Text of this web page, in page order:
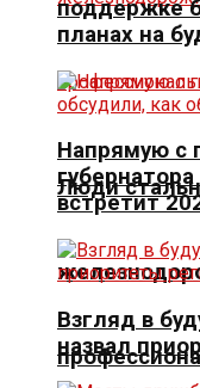
Люди
поддержке
планах на
Напрямую с
встретит
Взгляд в
назвал